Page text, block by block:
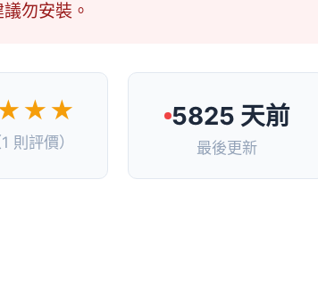
勿安裝。
則評價）
5825 天前
最後更新